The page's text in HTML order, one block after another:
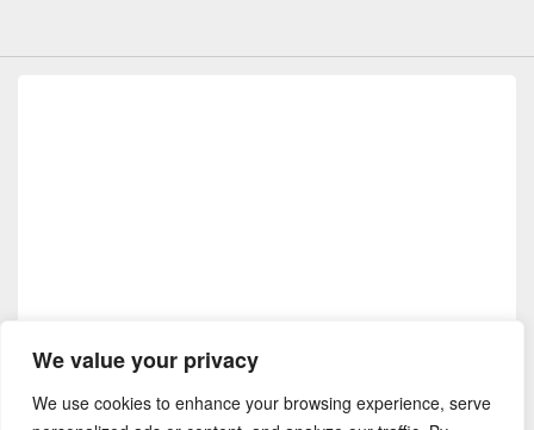
We value your privacy
We use cookies to enhance your browsing experience, serve